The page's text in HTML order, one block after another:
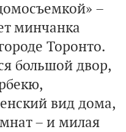
–
минчанка
Торонто.
большой двор,
вид дома,
– и милая